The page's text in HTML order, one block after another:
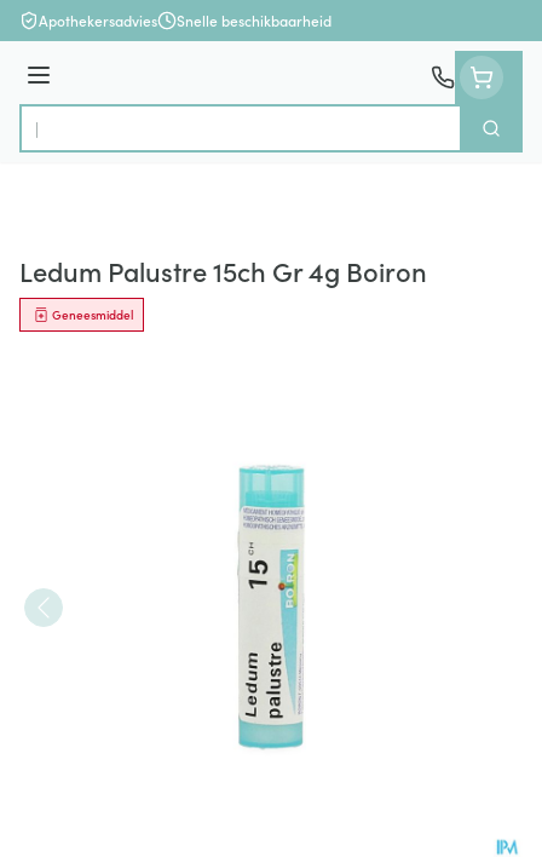
Ga naar de inhoud
Apothekersadvies Snelle beschikbaarheid
Menu
Product, merk, categorie...
Zoek
Ledum Palustre 15ch Gr 4g Boiron
Geneesmiddel